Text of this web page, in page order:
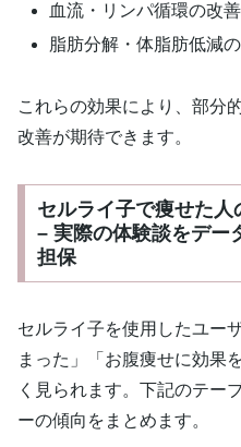
血流・リンパ循環の改善
脂肪分解・体脂肪低減
これらの効果により、部分
改善が期待できます。
セルライ子で痩せた
– 実際の体験談をデー
担保
セルライ子を使用したユー
まった」「お腹痩せに効果
く見られます。下記のテー
ーの傾向をまとめます。